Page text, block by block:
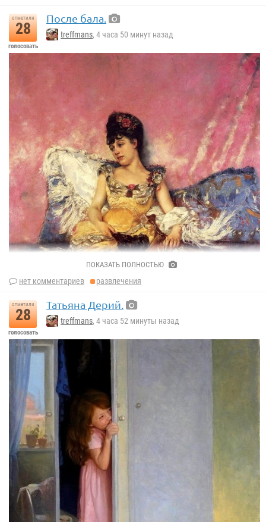
«Гора Пик Ине»
Дмитрий Арсентьев
отметили
28
голосовать
После бала.
treffmans, 4 часа 50 минут назад
Юлий Леблан Стюарт.
После бала.
ПОКАЗАТЬ ПОЛНОСТЬЮ
нет комментариев развлечения
отметили
28
голосовать
Татьяна Дерий.
treffmans, 4 часа 52 минуты назад